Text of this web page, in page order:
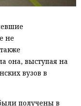
не
она, выступая на
вузов в
получены в